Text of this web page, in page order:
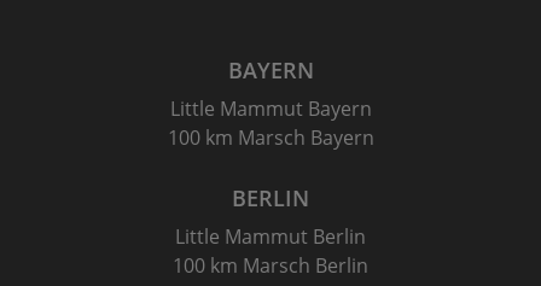
BAYERN
Little Mammut Bayern
100 km Marsch Bayern
BERLIN
Little Mammut Berlin
100 km Marsch Berlin